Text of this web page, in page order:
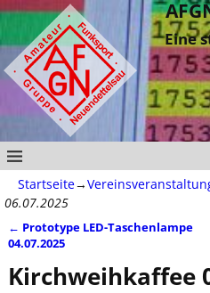
Eine
Startseite→
06.07.2025
Artikelnavigation
← Prototype LED-Taschenlampe
04.07.2025
Kirchweihkaffee